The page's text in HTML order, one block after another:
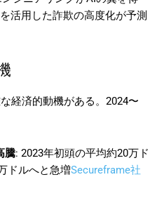
活用した詐欺の高度化が予測
経済的動機がある。2024〜
騰: 2023年初頭の平均約20万ド
ドルへと急増Secureframe社